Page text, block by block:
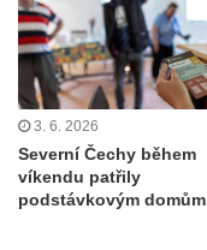
3. 6. 2026
Severní Čechy během
víkendu patřily
podstávkovým domům